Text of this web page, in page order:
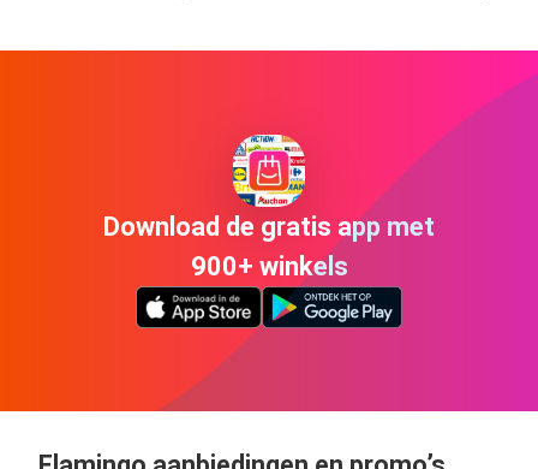
Download de gratis app met
900+ winkels